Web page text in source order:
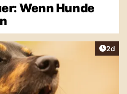
Wenn Hunde
2d